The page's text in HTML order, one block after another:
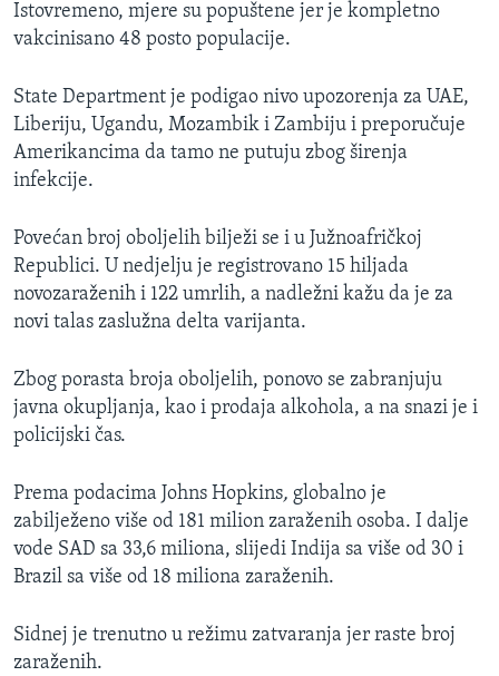
Istovremeno, mjere su popuštene jer je kompletno
vakcinisano 48 posto populacije.
State Department je podigao nivo upozorenja za UAE,
Liberiju, Ugandu, Mozambik i Zambiju i preporučuje
Amerikancima da tamo ne putuju zbog širenja
infekcije.
Povećan broj oboljelih bilježi se i u Južnoafričkoj
Republici. U nedjelju je registrovano 15 hiljada
novozaraženih i 122 umrlih, a nadležni kažu da je za
novi talas zaslužna delta varijanta.
Zbog porasta broja oboljelih, ponovo se zabranjuju
javna okupljanja, kao i prodaja alkohola, a na snazi je i
policijski čas.
Prema podacima Johns Hopkins, globalno je
zabilježeno više od 181 milion zaraženih osoba. I dalje
vode SAD sa 33,6 miliona, slijedi Indija sa više od 30 i
Brazil sa više od 18 miliona zaraženih.
Sidnej je trenutno u režimu zatvaranja jer raste broj
zaraženih.